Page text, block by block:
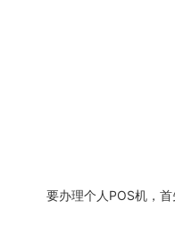
要办理个人POS机，